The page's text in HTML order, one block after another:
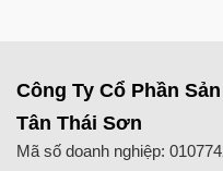
Công Ty Cổ Phần
Tân Thái Sơn
Mã số doanh nghiệp: